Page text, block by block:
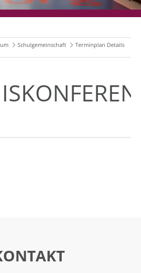
Schulgemeinschaft Terminplan Details